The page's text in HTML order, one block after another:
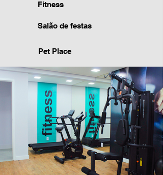
Fitness
Salão de festas
Pet Place